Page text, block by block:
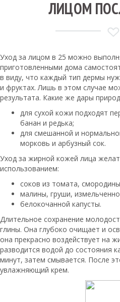
ЛИЦОМ
Уход за лицом в 25 можно
приготовленными дома
в виду, что каждый тип дермы
и фруктах. Лишь в этом случае
результата. Какие же дары
для сухой кожи подходят
банан и редька;
для смешанной и
морковь и арбузный сок.
Уход за жирной кожей лица
использованием:
соков из томата,
малины, груши,
белокочанной капусты.
Длительное сохранение
глины. Она глубоко очищает и
она прекрасно воздействует на
разводится водой до состояния
минут, затем смывается. После
увлажняющий крем.